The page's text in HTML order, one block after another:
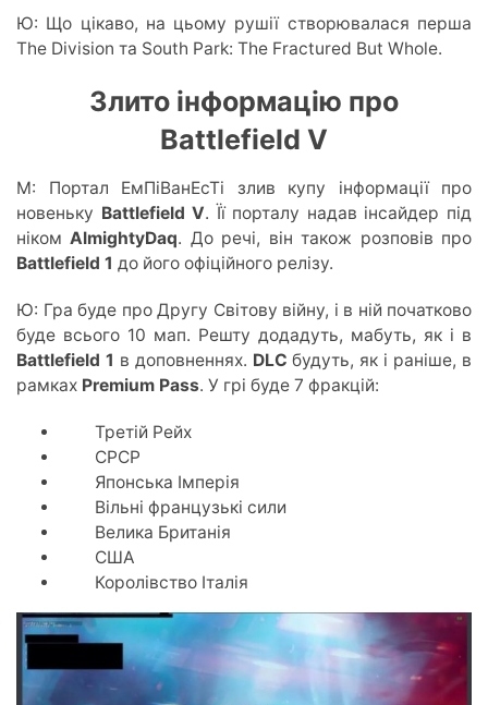
Ю: Що цікаво, на цьому рушії створювалася перша
The Division та South Park: The Fractured But Whole.
Злито інформацію про
Battlefield V
М: Портал ЕмПіВанЕсТі злив купу інформації про
новеньку Battlefield V. Її порталу надав інсайдер під
нікомAlmightyDaq. До речі, він також розповів про
Battlefield 1 до його офіційного релізу.
Ю: Гра буде про Другу Світову війну, і в ній початково
буде всього 10 мап. Решту додадуть, мабуть, як і в
Battlefield 1 в доповненнях. DLC будуть, як і раніше, в
рамках Premium Pass. У грі буде 7 фракцій:
Третій Рейх
СРСР
Японська Імперія
Вільні французькі сили
Велика Британія
США
Королівство Італія